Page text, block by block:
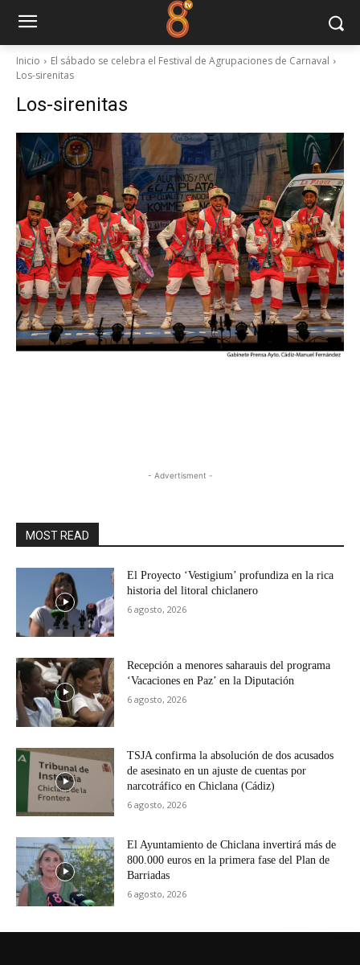
Inicio
El sábado se celebra el Festival de Agrupaciones de Carnaval
Los-sirenitas
Los-sirenitas
- Advertisment -
MOST READ
El Proyecto ‘Vestigium’ profundiza en la rica
historia del litoral chiclanero
6 agosto, 2026
Recepción a menores saharauis del programa
‘Vacaciones en Paz’ en la Diputación
6 agosto, 2026
TSJA confirma la absolución de dos acusados
de asesinato en un ajuste de cuentas por
narcotráfico en Chiclana (Cádiz)
6 agosto, 2026
El Ayuntamiento de Chiclana invertirá más de
800.000 euros en la primera fase del Plan de
Barriadas
6 agosto, 2026